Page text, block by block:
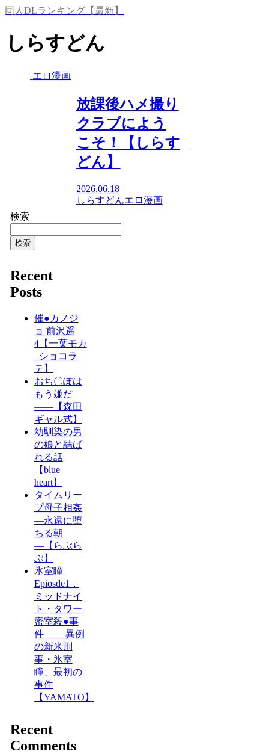
同人DLランキング【最新】
しらすどん
エロ漫画
放課後ハメ撮り
クラブによう
こそ！【しらす
どん】
2026.06.18
しらすどんエロ漫画
検索
検索
Recent
Posts
催●カノジ
ョ 前沢遥
4【一葉モカ
_ショコラ
テ】
おち〇ぽは
もう嫌だ
――【森田
ギャル式】
幼馴染の男
の娘と結ば
れる話
【blue
heart】
タイムリー
プ母子相姦
―永遠に堕
ちる朝
―【らぶら
ぶ】
氷室瞳
Epiosde1，
ミッドナイ
ト・タワー
密室殺●事
件 ――異例
の新米刑
事・氷室
瞳、最初の
事件
【YAMATO】
Recent
Comments